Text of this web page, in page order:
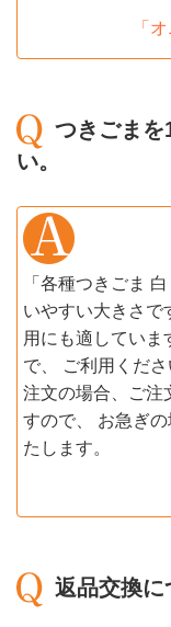
「
つきごまを
い。
「各種つきごま
いやすい大きさで
用にも適していま
で、 ご利用くだ
注文の場合、ご注
すので、 お急ぎ
たします。
返品交換に